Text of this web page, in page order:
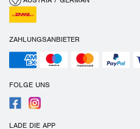
ZAHLUNGSANBIETER
FOLGE UNS
LADE DIE APP